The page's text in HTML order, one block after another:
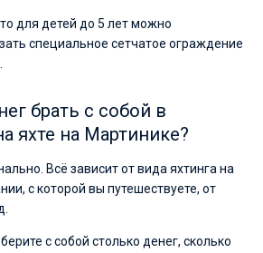
для детей до 5 лет можно
специальное сетчатое ограждение
брать с собой в
яхте на Мартинике?
Всё зависит от вида яхтинга на
с которой вы путешествуете, от
с собой столько денег, сколько